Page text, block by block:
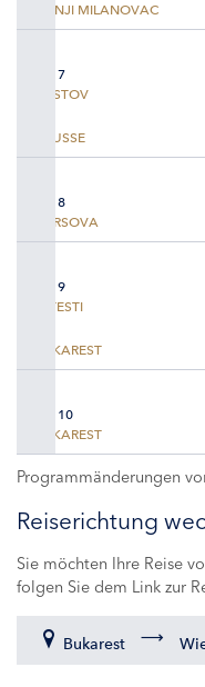
DONJI MILANOVAC
TAG 7
SVISTOV
ROUSSE
TAG 8
HARSOVA
TAG 9
FETESTI
BUKAREST
TAG 10
BUKAREST
Programmänderungen
Reiserichtung
Sie möchten Ihre Reise
folgen Sie dem Link zur
Bukarest